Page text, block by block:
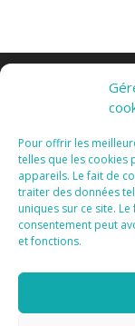
Pour offrir les
telles que les cookies
appareils. Le fait de
traiter des données
uniques sur ce site.
consentement peut
et fonctions.
Tous